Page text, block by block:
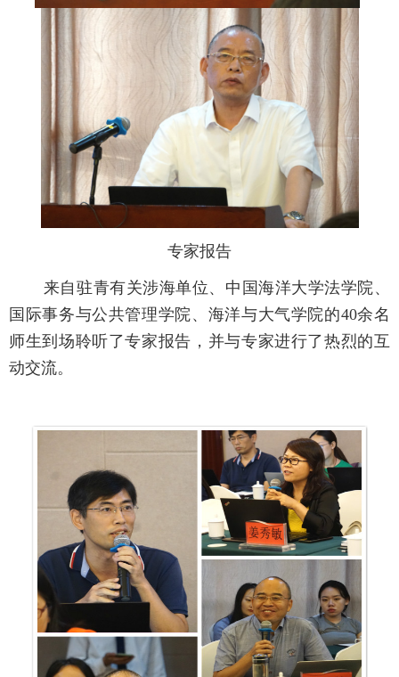
专家报告
来自驻青有关涉海单位、中国海洋大学法学院、
国际事务与公共管理学院、海洋与大气学院的40余名
师生到场聆听了专家报告，并与专家进行了热烈的互
动交流。